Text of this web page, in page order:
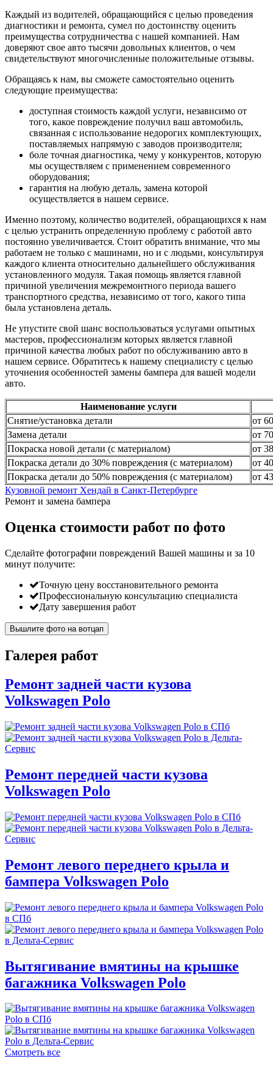
Каждый из водителей, обращающийся с целью проведения
диагностики и ремонта, сумел по достоинству оценить
преимущества сотрудничества с нашей компанией. Нам
доверяют свое авто тысячи довольных клиентов, о чем
свидетельствуют многочисленные положительные отзывы.
Обращаясь к нам, вы сможете самостоятельно оценить
следующие преимущества:
доступная стоимость каждой услуги, независимо от
того, какое повреждение получил ваш автомобиль,
связанная с использование недорогих комплектующих,
поставляемых напрямую с заводов производителя;
боле точная диагностика, чему у конкурентов, которую
мы осуществляем с применением современного
оборудования;
гарантия на любую деталь, замена которой
осуществляется в нашем сервисе.
Именно поэтому, количество водителей, обращающихся к нам
с целью устранить определенную проблему с работой авто
постоянно увеличивается. Стоит обратить внимание, что мы
работаем не только с машинами, но и с людьми, консультируя
каждого клиента относительно дальнейшего обслуживания
установленного модуля. Такая помощь является главной
причиной увеличения межремонтного периода вашего
транспортного средства, независимо от того, какого типа
была установлена деталь.
Не упустите свой шанс воспользоваться услугами опытных
мастеров, профессионализм которых является главной
причиной качества любых работ по обслуживанию авто в
нашем сервисе. Обратитесь к нашему специалисту с целью
уточнения особенностей замены бампера для вашей модели
авто.
Наименование услуги
Снятие/установка детали
от
Замена детали
от
Покраска новой детали (с материалом)
от
Покраска детали до 30% повреждения (с материалом)
от
Покраска детали до 50% повреждения (с материалом)
от
Кузовной ремонт Хендай в Санкт-Петербурге
Ремонт и замена бампера
Оценка стоимости работ по фото
Сделайте фотографии повреждений Вашей машины и за 10
минут получите:
Точную цену восстановительного ремонта
Профессиональную консультацию специалиста
Дату завершения работ
Вышлите фото на вотцап
Галерея работ
Ремонт задней части кузова
Volkswagen Polo
Ремонт передней части кузова
Volkswagen Polo
Ремонт левого переднего крыла и
бампера Volkswagen Polo
Вытягивание вмятины на крышке
багажника Volkswagen Polo
Смотреть все